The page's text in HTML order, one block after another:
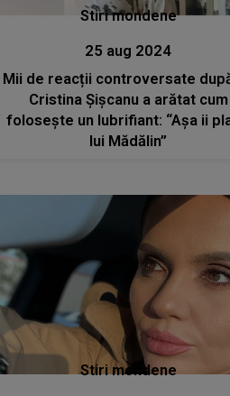
Stiri mondene
25 aug 2024
Mii de reacții controversate
Cristina Șișcanu a arătat cum
folosește un lubrifiant: “Așa ii
lui Mădălin”
Stiri mondene